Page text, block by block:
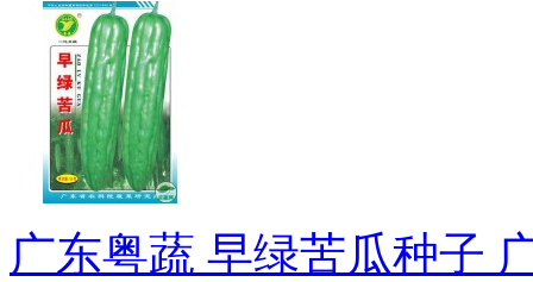
广东粤蔬 早绿苦瓜种子